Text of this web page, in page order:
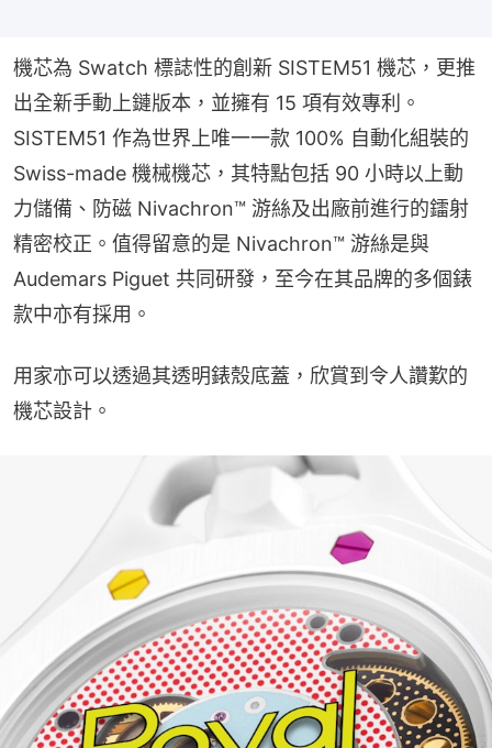
機芯為 Swatch 標誌性的創新 SISTEM51 機芯，更推
出全新手動上鏈版本，並擁有 15 項有效專利。
SISTEM51 作為世界上唯一一款 100% 自動化組裝的
Swiss-made 機械機芯，其特點包括 90 小時以上動
力儲備、防磁 Nivachron™ 游絲及出廠前進行的鐳射
精密校正。值得留意的是 Nivachron™ 游絲是與
Audemars Piguet 共同研發，至今在其品牌的多個錶
款中亦有採用。
用家亦可以透過其透明錶殼底蓋，欣賞到令人讚歎的
機芯設計。